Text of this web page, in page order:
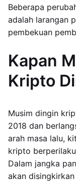
Beberapa
adalah larangan
pembekuan
Kapan
Kripto
Musim dingin
2018 dan
arah masa lalu,
kripto
Dalam jangka
akan